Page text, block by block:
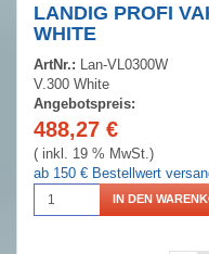
LANDIG PROFI
WHITE
ArtNr.:
Lan-VL0300W
V.300 White
Angebotspreis:
488,27 €
( inkl. 19 % MwSt.)
ab 150 € Bestellwert
IN DEN